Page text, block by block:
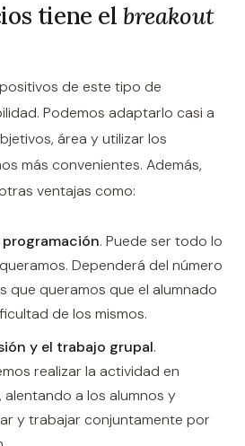
tiene elbreakout
de este tipo de
Podemos adaptarlo casi a
área y utilizar los
más convenientes. Además,
ventajas como:
programación. Puede ser todo lo
Dependerá del número
que queramos que el alumnado
de los mismos.
y el trabajo grupal.
realizar la actividad en
a los alumnos y
y trabajar conjuntamente por